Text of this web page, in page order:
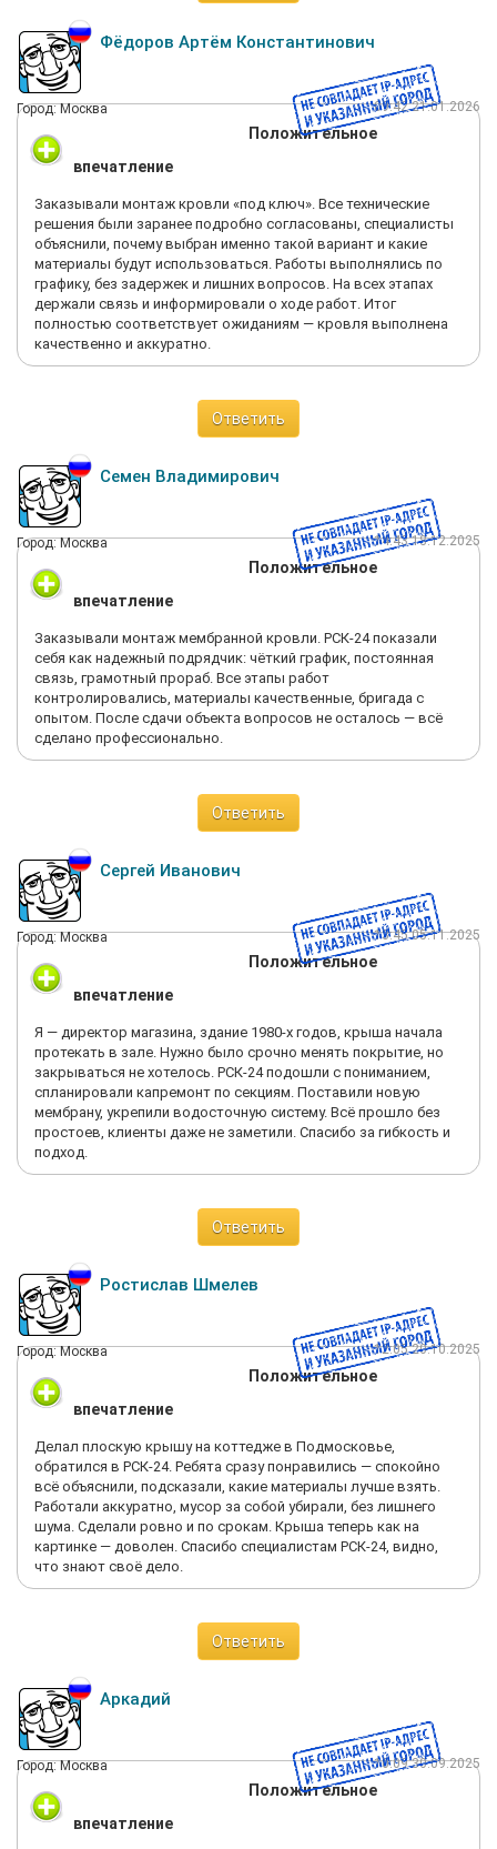
Фёдоров Артём Константинович
Город: Москва 09:42 21.01.2026
Положительное
впечатление
Заказывали монтаж кровли «под ключ». Все технические
решения были заранее подробно согласованы, специалисты
объяснили, почему выбран именно такой вариант и какие
материалы будут использоваться. Работы выполнялись по
графику, без задержек и лишних вопросов. На всех этапах
держали связь и информировали о ходе работ. Итог
полностью соответствует ожиданиям — кровля выполнена
качественно и аккуратно.
Ответить
Семен Владимирович
Город: Москва 14:43 18.12.2025
Положительное
впечатление
Заказывали монтаж мембранной кровли. РСК-24 показали
себя как надежный подрядчик: чёткий график, постоянная
связь, грамотный прораб. Все этапы работ
контролировались, материалы качественные, бригада с
опытом. После сдачи объекта вопросов не осталось — всё
сделано профессионально.
Ответить
Сергей Иванович
Город: Москва 13:45 05.11.2025
Положительное
впечатление
Я — директор магазина, здание 1980-х годов, крыша начала
протекать в зале. Нужно было срочно менять покрытие, но
закрываться не хотелось. РСК-24 подошли с пониманием,
спланировали капремонт по секциям. Поставили новую
мембрану, укрепили водосточную систему. Всё прошло без
простоев, клиенты даже не заметили. Спасибо за гибкость и
подход.
Ответить
Ростислав Шмелев
Город: Москва 12:05 20.10.2025
Положительное
впечатление
Делал плоскую крышу на коттедже в Подмосковье,
обратился в РСК-24. Ребята сразу понравились — спокойно
всё объяснили, подсказали, какие материалы лучше взять.
Работали аккуратно, мусор за собой убирали, без лишнего
шума. Сделали ровно и по срокам. Крыша теперь как на
картинке — доволен. Спасибо специалистам РСК-24, видно,
что знают своё дело.
Ответить
Аркадий
Город: Москва 10:09 30.09.2025
Положительное
впечатление